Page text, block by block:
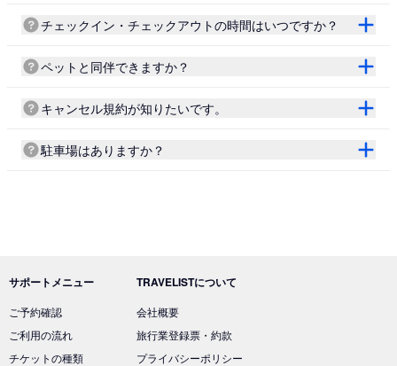
チェックイン・チェックアウトの時間はいつですか？
ペットと同伴できますか？
キャンセル規約が知りたいです。
駐車場はありますか？
サポートメニュー
ご予約確認
ご利用の流れ
チケットの種類
TRAVELISTについて
会社概要
旅行業登録票・約款
プライバシーポリシー